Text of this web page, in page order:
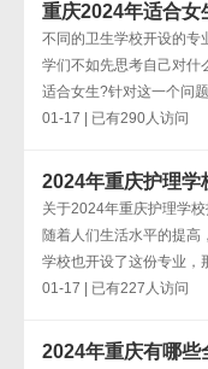
重庆2024年适合女
不同的卫生学校开设的专
学们不如先思考自己对什
适合女生?针对这一个问
01-17 | 已有290人访问
2024年重庆护理学
关于2024年重庆护理学
随着人们生活水平的提高
学校也开设了这份专业，
01-17 | 已有227人访问
2024年重庆有哪些